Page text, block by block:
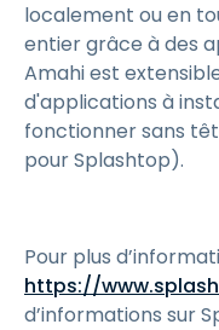
localement ou en
entier grâce à des
Amahi est
d'applications à
fonctionner sans
pour Splashtop).
Pour plus
https://
d’informations sur